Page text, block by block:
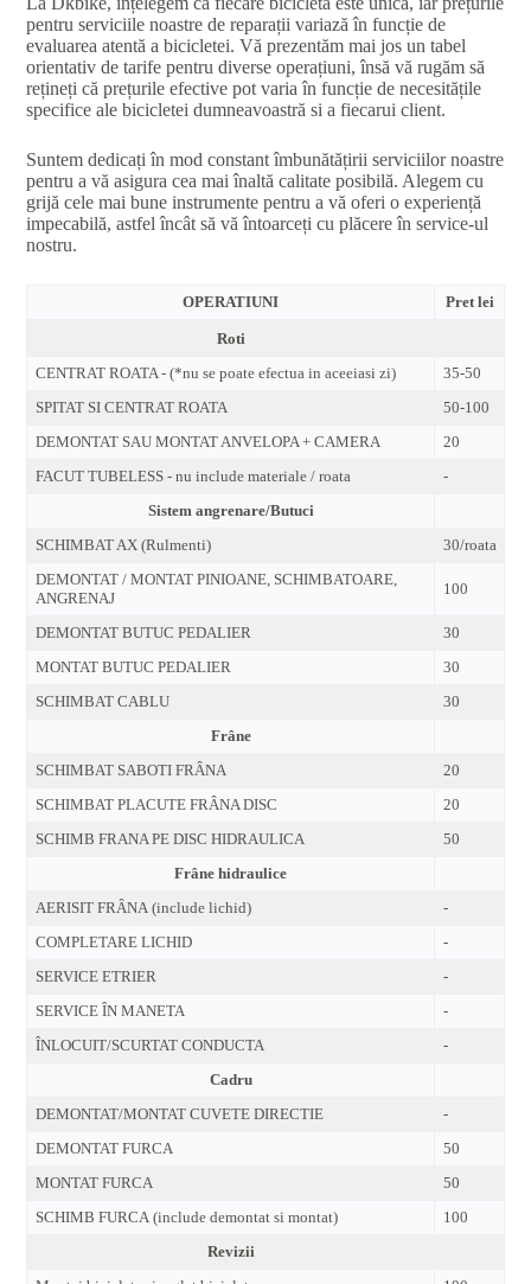
pentru serviciile noastre de reparații variază în funcție de
evaluarea atentă a bicicletei. Vă prezentăm mai jos un tabel
orientativ de tarife pentru diverse operațiuni, însă vă rugăm să
rețineți că prețurile efective pot varia în funcție de necesitățile
specifice ale bicicletei dumneavoastră si a fiecarui client.
Suntem dedicați în mod constant îmbunătățirii serviciilor noastre
pentru a vă asigura cea mai înaltă calitate posibilă. Alegem cu
grijă cele mai bune instrumente pentru a vă oferi o experiență
impecabilă, astfel încât să vă întoarceți cu plăcere în service-ul
nostru.
OPERATIUNI Pret lei
Roti
CENTRAT ROATA - (*nu se poate efectua in aceeiasi zi)
35-50
SPITAT SI CENTRAT ROATA
50-100
DEMONTAT SAU MONTAT ANVELOPA + CAMERA
20
FACUT TUBELESS - nu include materiale / roata
-
Sistem angrenare/Butuci
SCHIMBAT AX (Rulmenti)
30/roata
DEMONTAT / MONTAT PINIOANE, SCHIMBATOARE,
ANGRENAJ
100
DEMONTAT BUTUC PEDALIER
30
MONTAT BUTUC PEDALIER
30
SCHIMBAT CABLU
30
Frâne
SCHIMBAT SABOTI FRÂNA
20
SCHIMBAT PLACUTE FRÂNA DISC
20
SCHIMB FRANA PE DISC HIDRAULICA
50
Frâne hidraulice
AERISIT FRÂNA (include lichid)
-
COMPLETARE LICHID
-
SERVICE ETRIER
-
SERVICE ÎN MANETA
-
ÎNLOCUIT/SCURTAT CONDUCTA
-
Cadru
DEMONTAT/MONTAT CUVETE DIRECTIE
-
DEMONTAT FURCA
50
MONTAT FURCA
50
SCHIMB FURCA (include demontat si montat)
100
Revizii